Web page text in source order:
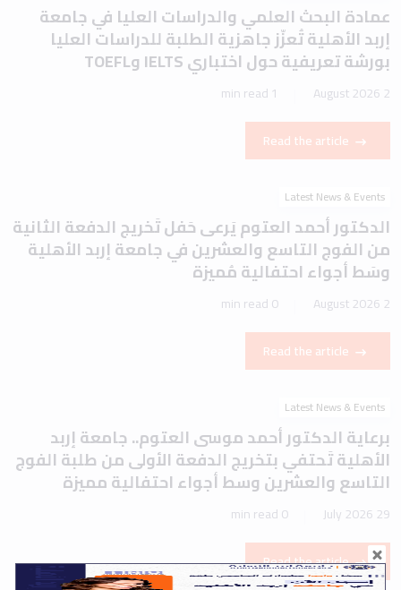
عمادة البحث العلمي والدراسات العليا في جامعة
إربد الأهلية تُعزّز جاهزية الطلبة للدراسات العليا
بورشة تعريفية حول اختباري IELTS وTOEFL
2 August 2026
1 min read
Read the article
Latest News & Events
الدكتور أحمد العتوم يَرعى حَفل تَخريج الدفعة الثانية
من الفوج التاسع والعشرين في جامعة إربد الأهلية
وسَط أجواء احتفالية مُميزة
2 August 2026
0 min read
Read the article
Latest News & Events
برعاية الدكتور أحمد موسى العتوم.. جامعة إربد
الأهلية تَحتفي بتخريج الدفعة الأولى من طلبة الفوج
التاسع والعشرين وسط أجواء احتفالية مميزة
29 July 2026
0 min read
Read the article